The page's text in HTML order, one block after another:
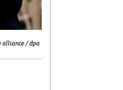
alliance / dpa